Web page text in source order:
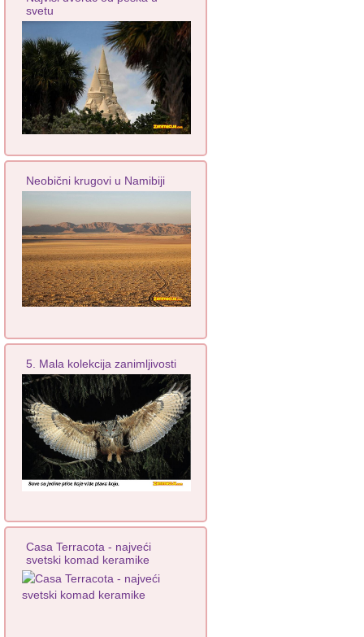
svetu
Neobični krugovi u Namibiji
5. Mala kolekcija zanimljivosti
Casa Terracota - najveći
svetski komad keramike